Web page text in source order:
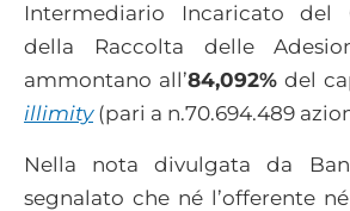
Intermediario Incaricato del
della Raccolta delle
ammontano all’84,092% del
illimity(pari a n.70.694.489
Nella nota divulgata da
segnalato che né l’offerente